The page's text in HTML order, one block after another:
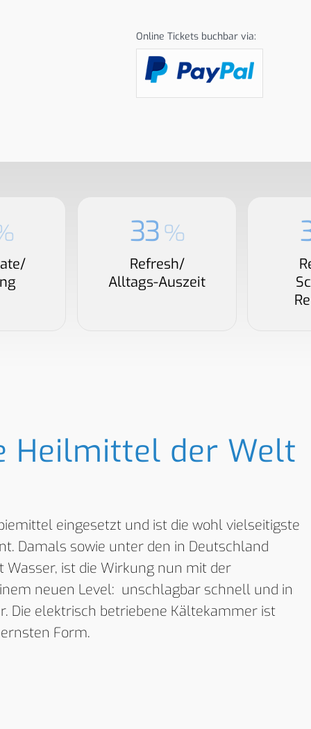
Online Tickets buchbar via:
33%
Refresh/
Alltags-Auszeit
Heilmittel der Welt
eingesetzt und ist die wohl vielseitigste
Damals sowie unter den in Deutschland
ist die Wirkung nun mit der
neuen Level: unschlagbar schnell und in
Die elektrisch betriebene Kältekammer ist
Form.